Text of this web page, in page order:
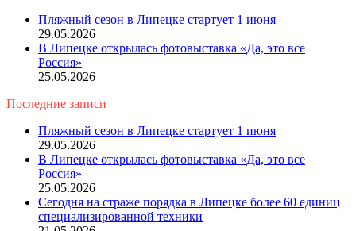
Пляжный сезон в Липецке стартует 1 июня
29.05.2026
В Липецке открылась фотовыставка «Да, это все
Россия»
25.05.2026
Последние записи
Пляжный сезон в Липецке стартует 1 июня
29.05.2026
В Липецке открылась фотовыставка «Да, это все
Россия»
25.05.2026
Сегодня на страже порядка в Липецке более 60 единиц
специализированной техники